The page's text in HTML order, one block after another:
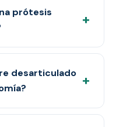
prótesis
+
desarticulado +